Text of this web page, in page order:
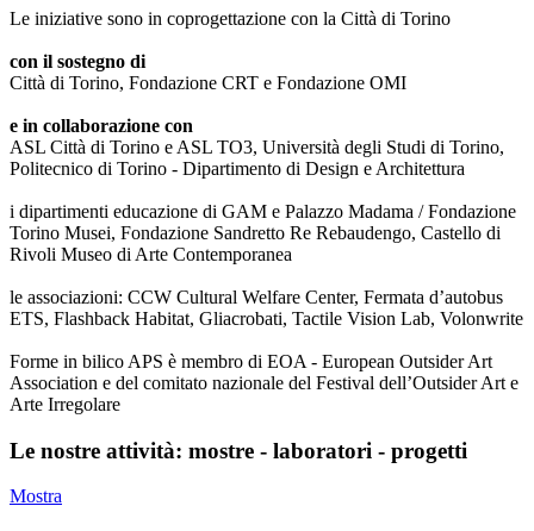
Le iniziative sono in coprogettazione con la Città di Torino
con il sostegno di
Città di Torino, Fondazione CRT e Fondazione OMI
e in collaborazione con
ASL Città di Torino e ASL TO3, Università degli Studi di Torino,
Politecnico di Torino - Dipartimento di Design e Architettura
i dipartimenti educazione di GAM e Palazzo Madama / Fondazione
Torino Musei, Fondazione Sandretto Re Rebaudengo, Castello di
Rivoli Museo di Arte Contemporanea
le associazioni: CCW Cultural Welfare Center, Fermata d’autobus
ETS, Flashback Habitat, Gliacrobati, Tactile Vision Lab, Volonwrite
Forme in bilico APS è membro di EOA - European Outsider Art
Association e del comitato nazionale del Festival dell’Outsider Art e
Arte Irregolare
Le nostre attività: mostre - laboratori - progetti
Mostra